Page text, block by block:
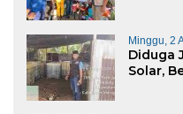
Minggu, 2
Diduga
Solar,